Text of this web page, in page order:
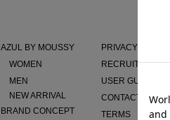
AZUL BY MOUSSY
WOMEN
MEN
NEW ARRIVAL
BRAND CONCEPT
PRIVACY POLICY
RECRUIT
USER GUIDE
CONTACT
TERMS